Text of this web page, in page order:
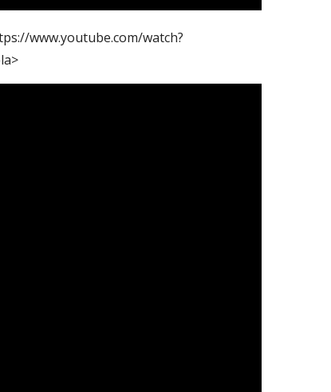
www.youtube.com/watch?